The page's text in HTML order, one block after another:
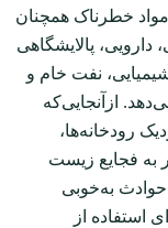
خطرناک همچنان
پالایشگاهی
نفت خام و
ازآنجایی‌که
رودخانه‌ها،
به فجایع زیست
به‌خوبی
استفاده از